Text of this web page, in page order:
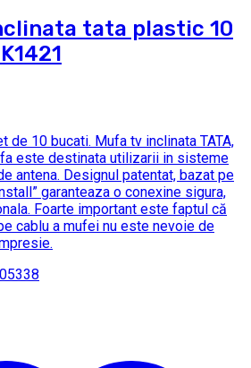
tata plastic 10
de 10 bucati. Mufa tv inclinata TATA,
este destinata utilizarii in sisteme
antena. Designul patentat, bazat pe
garanteaza o conexine sigura,
Foarte important este faptul că
cablu a mufei nu este nevoie de